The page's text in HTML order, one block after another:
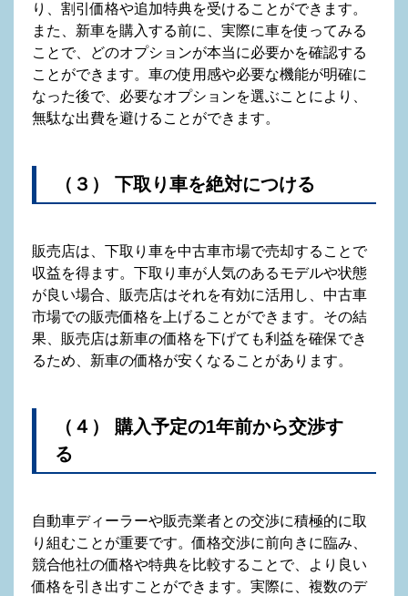
り、割引価格や追加特典を受けることができます。
また、新車を購入する前に、実際に車を使ってみる
ことで、どのオプションが本当に必要かを確認する
ことができます。車の使用感や必要な機能が明確に
なった後で、必要なオプションを選ぶことにより、
無駄な出費を避けることができます。
（３） 下取り車を絶対につける
販売店は、下取り車を中古車市場で売却することで
収益を得ます。下取り車が人気のあるモデルや状態
が良い場合、販売店はそれを有効に活用し、中古車
市場での販売価格を上げることができます。その結
果、販売店は新車の価格を下げても利益を確保でき
るため、新車の価格が安くなることがあります。
（４） 購入予定の1年前から交渉す
る
自動車ディーラーや販売業者との交渉に積極的に取
り組むことが重要です。価格交渉に前向きに臨み、
競合他社の価格や特典を比較することで、より良い
価格を引き出すことができます。実際に、複数のデ